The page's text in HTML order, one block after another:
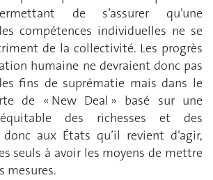
de s’assurer qu’une
compétences individuelles ne se
de la collectivité. Les progrès
humaine ne devraient donc pas
fins de suprématie mais dans le
de « New Deal » basé sur une
des richesses et des
donc aux États qu’il revient d’agir,
seuls à avoir les moyens de mettre
mesures.